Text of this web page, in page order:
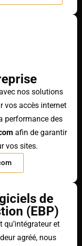
nos solutions
vos accès internet
performance des
afin de garantir
vos sites.
de
(EBP)
qu’intégrateur et
agréé, nous